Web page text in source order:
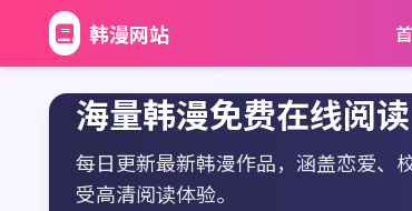
韩漫网站
海量韩漫免费在线阅读
每日更新最新韩漫作品，涵盖恋爱、
受高清阅读体验。